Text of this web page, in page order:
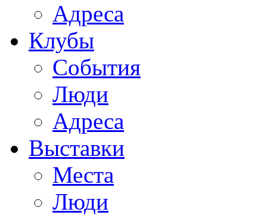
Адреса
Клубы
События
Люди
Адреса
Выставки
Места
Люди